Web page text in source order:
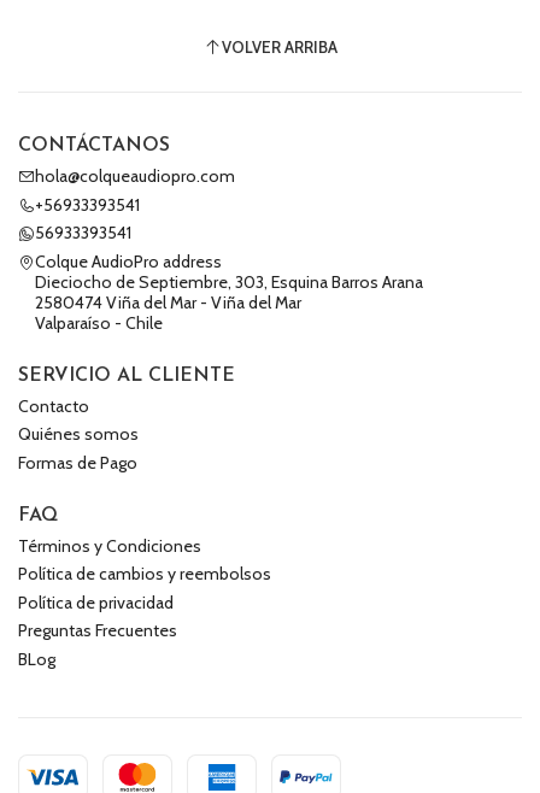
VOLVER ARRIBA
CONTÁCTANOS
hola@colqueaudiopro.com
+56933393541
56933393541
Colque AudioPro address
Dieciocho de Septiembre, 303, Esquina Barros Arana
2580474 Viña del Mar - Viña del Mar
Valparaíso - Chile
SERVICIO AL CLIENTE
Contacto
Quiénes somos
Formas de Pago
FAQ
Términos y Condiciones
Política de cambios y reembolsos
Política de privacidad
Preguntas Frecuentes
BLog